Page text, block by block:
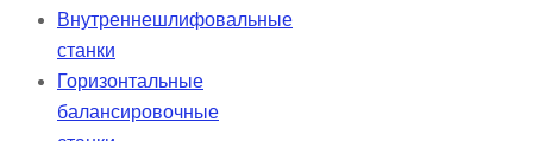
Внутреннешлифовальные
станки
Горизонтальные
балансировочные